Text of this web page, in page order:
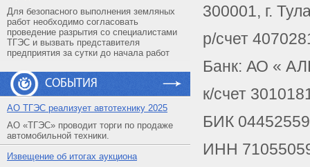
Для безопасного выполнения земляных
работ необходимо согласовать
проведение разрытия со специалистами
ТГЭС и вызвать представителя
предприятия за сутки до начала работ
СОБЫТИЯ
АO ТГЭС реализует автотехнику 2025
АО «ТГЭС» проводит торги по продаже
автомобильной техники.
Извещение об итогах аукциона
300001, г.
р/счет
Банк: АО «
к/счет
БИК
ИНН